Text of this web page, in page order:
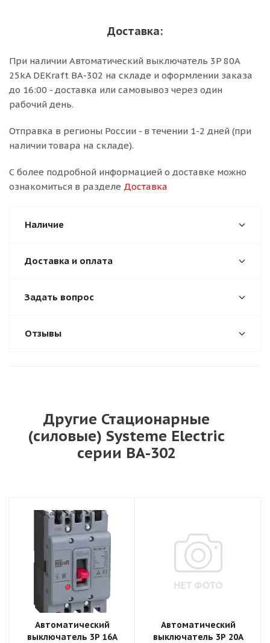
Доставка:
При наличии Автоматический выключатель 3P 80A
25kA DEKraft ВА-302 на складе и оформлении заказа
до 16:00 - доставка или самовывоз через один
рабочий день.
Отправка в регионы России - в течении 1-2 дней (при
наличии товара на складе).
С более подробной информацией о доставке можно
ознакомиться в разделе Доставка
Наличие
Доставка и оплата
Задать вопрос
Отзывы
Другие Стационарные
(силовые) Systeme Electric
серии ВА-302
Автоматический
выключатель 3P 16A
Автоматический
выключатель 3P 20A